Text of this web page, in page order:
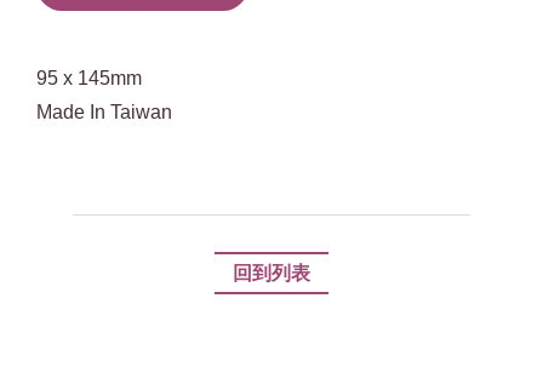
95 x 145mm
Made In Taiwan
回到列表